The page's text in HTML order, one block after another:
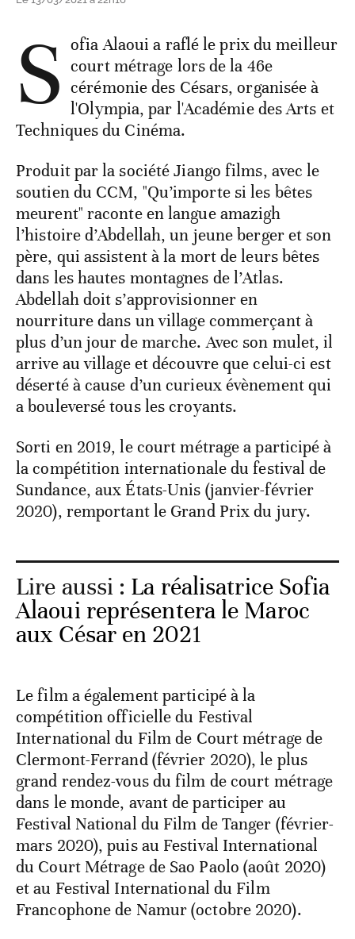
S ofia Alaoui a raflé le prix du meilleur
court métrage lors de la 46e
cérémonie des Césars, organisée à
l'Olympia, par l'Académie des Arts et
Techniques du Cinéma.
Produit par la société Jiango films, avec le
soutien du CCM, "Qu’importe si les bêtes
meurent" raconte en langue amazigh
l’histoire d’Abdellah, un jeune berger et son
père, qui assistent à la mort de leurs bêtes
dans les hautes montagnes de l’Atlas.
Abdellah doit s’approvisionner en
nourriture dans un village commerçant à
plus d’un jour de marche. Avec son mulet, il
arrive au village et découvre que celui-ci est
déserté à cause d’un curieux évènement qui
a bouleversé tous les croyants.
Sorti en 2019, le court métrage a participé à
la compétition internationale du festival de
Sundance, aux États-Unis (janvier-février
2020), remportant le Grand Prix du jury.
Lire aussi : La réalisatrice Sofia
Alaoui représentera le Maroc
aux César en 2021
Le film a également participé à la
compétition officielle du Festival
International du Film de Court métrage de
Clermont-Ferrand (février 2020), le plus
grand rendez-vous du film de court métrage
dans le monde, avant de participer au
Festival National du Film de Tanger (février-
mars 2020), puis au Festival International
du Court Métrage de Sao Paolo (août 2020)
et au Festival International du Film
Francophone de Namur (octobre 2020).